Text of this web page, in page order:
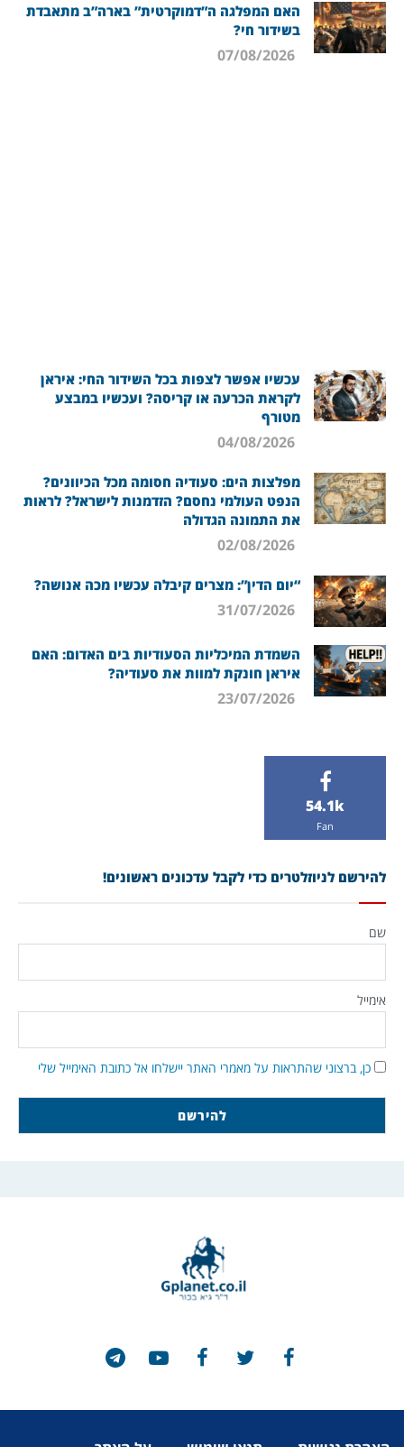
האם המפלגה ה”דמוקרטית” בארה”ב מתאבדת
בשידור חי?
עכשיו אפשר לצפות בכל השידור החי: איראן
לקראת הכרעה או קריסה? ועכשיו במבצע
מטורף
מפלצות הים: סעודיה חסומה מכל הכיוונים?
הנפט העולמי נחסם? הזדמנות לישראל? לראות
את התמונה הגדולה
“יום הדין”: מצרים קיבלה עכשיו מכה אנושה?
השמדת המיכליות הסעודיות בים האדום: האם
איראן חונקת למוות את סעודיה?
54.1k
Fan
להירשם לניוזלטרים כדי לקבל עדכונים ראשונים!
שם
אימייל
כן, ברצוני שהתראות על מאמרי האתר יישלחו אל כתובת האימייל שלי